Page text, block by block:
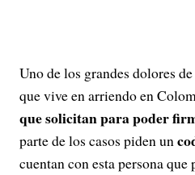
Uno de los grandes dolores
que vive en arriendo en
que solicitan para poder
parte de los casos piden un
cuentan con esta persona